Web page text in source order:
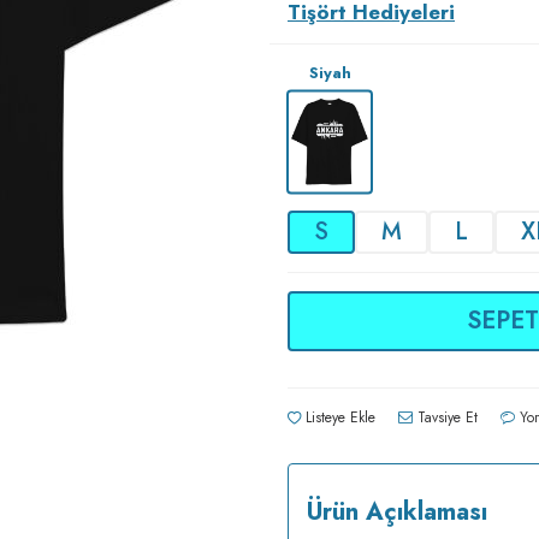
Tişört Hediyeleri
Siyah
S M L
Listeye Ekle Tavsiye Et
Ürün Açıklaması